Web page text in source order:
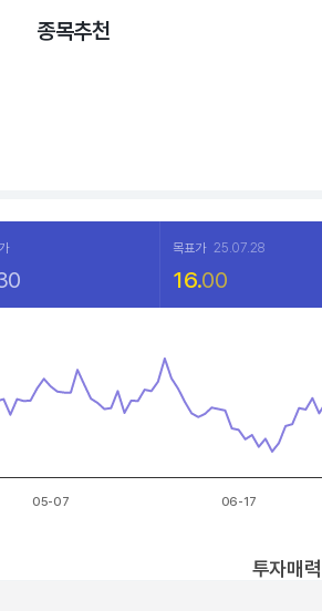
종목추천
목표가 25.07.28
16.00
from 7.54 to 9.72.
05-07 06-17
투자매력